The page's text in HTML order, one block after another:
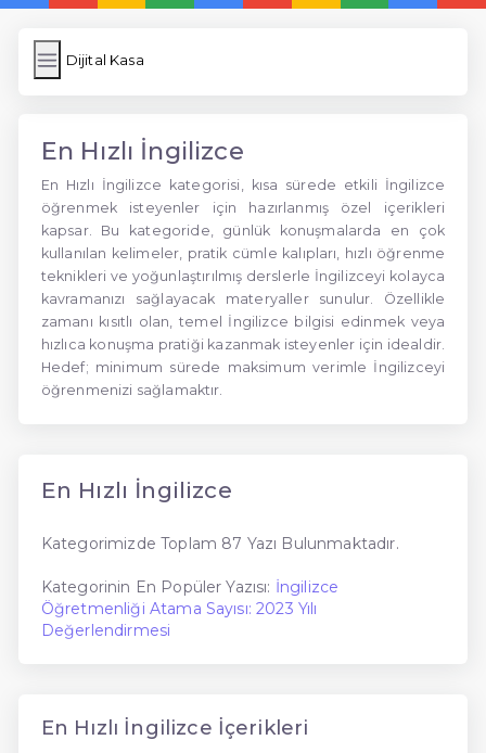
Dijital Kasa
En Hızlı İngilizce
En Hızlı İngilizce kategorisi, kısa sürede etkili İngilizce
öğrenmek isteyenler için hazırlanmış özel içerikleri
kapsar. Bu kategoride, günlük konuşmalarda en çok
kullanılan kelimeler, pratik cümle kalıpları, hızlı öğrenme
teknikleri ve yoğunlaştırılmış derslerle İngilizceyi kolayca
kavramanızı sağlayacak materyaller sunulur. Özellikle
zamanı kısıtlı olan, temel İngilizce bilgisi edinmek veya
hızlıca konuşma pratiği kazanmak isteyenler için idealdir.
Hedef; minimum sürede maksimum verimle İngilizceyi
öğrenmenizi sağlamaktır.
En Hızlı İngilizce
Kategorimizde Toplam 87 Yazı Bulunmaktadır.
Kategorinin En Popüler Yazısı: İngilizce
Öğretmenliği Atama Sayısı: 2023 Yılı
Değerlendirmesi
En Hızlı İngilizce İçerikleri